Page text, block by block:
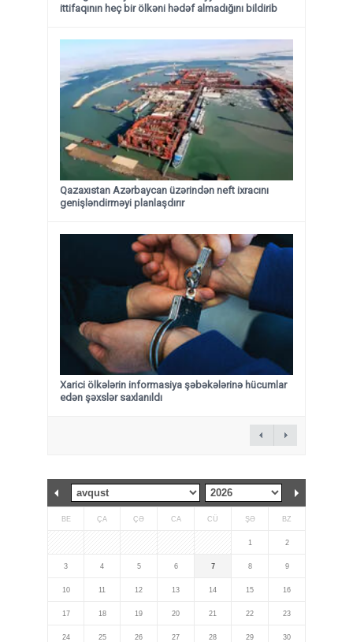
ittifaqının heç bir ölkəni hədəf almadığını bildirib
Qazaxıstan Azərbaycan üzərindən neft ixracını
genişləndirməyi planlaşdırır
Xarici ölkələrin informasiya şəbəkələrinə hücumlar
edən şəxslər saxlanıldı
BE ÇA ÇƏ CA CÜ ŞƏ BZ
1 2
3 4 5 6 7 8 9
10 11 12 13 14 15 16
17 18 19 20 21 22 23
24 25 26 27 28 29 30